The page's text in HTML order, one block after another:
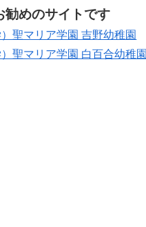
めのサイトです
）聖マリア学園 吉野幼稚園
）聖マリア学園 白百合幼稚園